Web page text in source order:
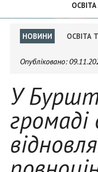
НОВИНИ ОСВІТА
Опубліковано:
У